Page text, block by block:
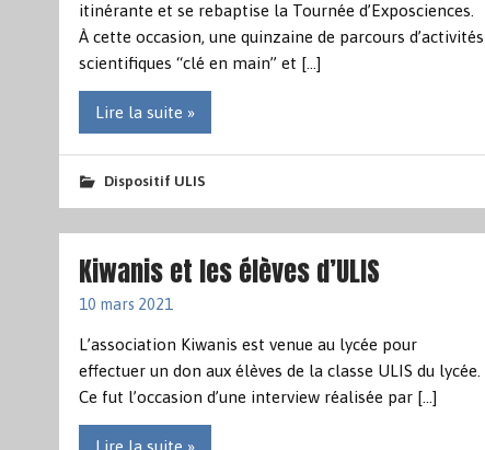
itinérante et se rebaptise la Tournée d’Exposciences.
À cette occasion, une quinzaine de parcours d’activités
scientifiques “clé en main” et […]
Lire la suite »
Dispositif ULIS
Kiwanis et les élèves d’ULIS
10 mars 2021
L’association Kiwanis est venue au lycée pour
effectuer un don aux élèves de la classe ULIS du lycée.
Ce fut l’occasion d’une interview réalisée par […]
Lire la suite »